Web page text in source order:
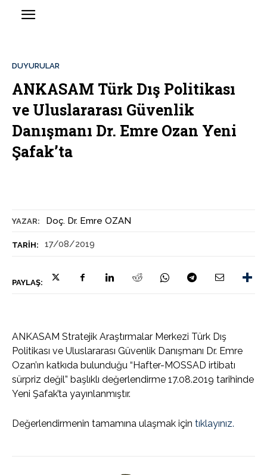
YAZAR: Doç. Dr. Emre OZAN
TARIH: 17/08/2019
PAYLAŞ:
DUYURULAR
ANKASAM Türk Dış Politikası
ve Uluslararası Güvenlik
Danışmanı Dr. Emre Ozan Yeni
Şafak’ta
ANKASAM Stratejik Araştırmalar Merkezi Türk Dış
Politikası ve Uluslararası Güvenlik Danışmanı Dr. Emre
Ozan’ın katkıda bulunduğu “Hafter-MOSSAD irtibatı
sürpriz değil” başlıklı değerlendirme 17.08.2019 tarihinde
Yeni Şafak’ta yayınlanmıştır.
Değerlendirmenin tamamına ulaşmak için tıklayınız.